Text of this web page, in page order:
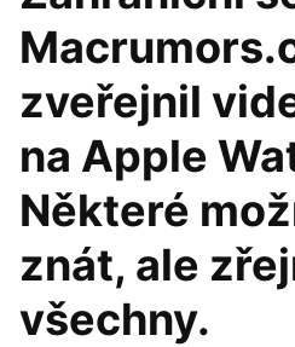
zveřejnil
na Apple
Některé
znát, ale
všechny.